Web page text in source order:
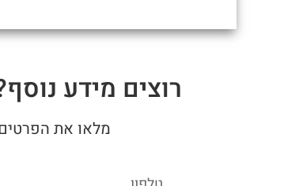
רוצים מידע
מלאו את